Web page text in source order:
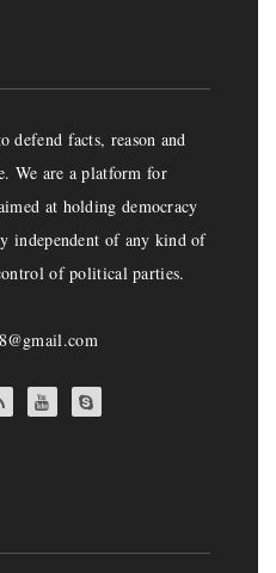
defend facts, reason and
We are a platform for
at holding democracy
independent of any kind of
of political parties.